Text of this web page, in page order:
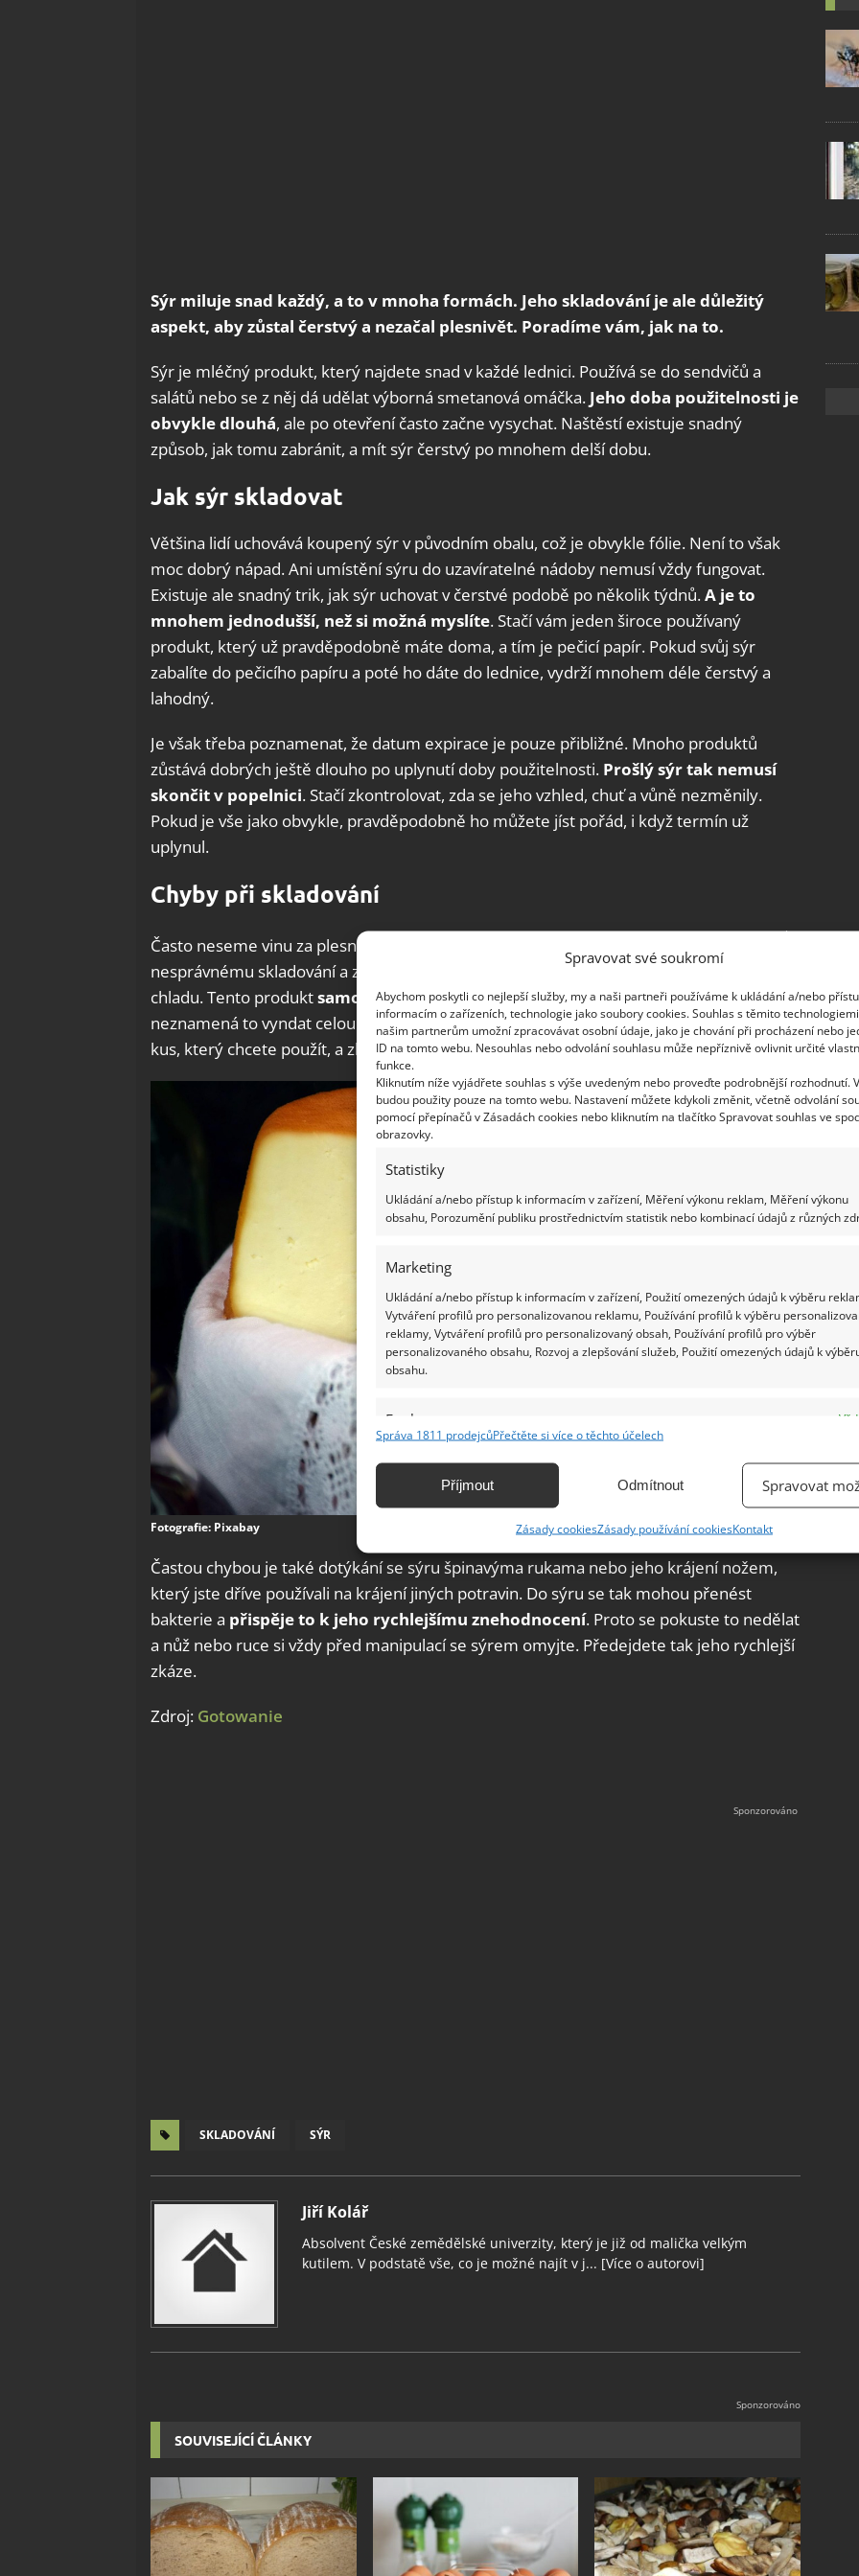
Spravovat své soukromí
Abychom poskytli co nejlepší služby, my a naši partneři používáme k ukládání a/nebo
informacím o zařízeních, technologie jako soubory cookies. Souhlas s těmito
našim partnerům umožní zpracovávat osobní údaje, jako je chování při procházení nebo
ID na tomto webu. Nesouhlas nebo odvolání souhlasu může nepříznivě ovlivnit určité
funkce.
Kliknutím níže vyjádřete souhlas s výše uvedeným nebo proveďte podrobnější rozhodnutí.
budou použity pouze na tomto webu. Nastavení můžete kdykoli změnit, včetně odvolání
pomocí přepínačů v Zásadách cookies nebo kliknutím na tlačítko Spravovat souhlas ve
obrazovky.
Statistiky
Ukládání a/nebo přístup k informacím v zařízení, Měření výkonu reklam, Měření výkonu
obsahu, Porozumění publiku prostřednictvím statistik nebo kombinací údajů z různých
Marketing
Ukládání a/nebo přístup k informacím v zařízení, Použití omezených údajů k výběru
Vytváření profilů pro personalizovanou reklamu, Používání profilů k výběru
reklamy, Vytváření profilů pro personalizovaný obsah, Používání profilů pro výběr
personalizovaného obsahu, Rozvoj a zlepšování služeb, Použití omezených údajů k
obsahu.
Funkce
Identifikace zařízení na základě automaticky přenášených informací.
základě aktivně vyžádaných informací.
Zajištění bezpečnosti, předcházení a zjišťování podvodů a
odstraňování chyb, Poskytování a zobrazování reklamy a obsahu,
Ukládání a sdělování voleb ochrany osobních údajů.
Správa 1811 prodejcůPřečtěte si více o těchto účelech
Příjmout Odmítnout Spravovat
Zásady cookiesZásady používání cookiesKontakt
Sýr miluje snad každý, a to v mnoha formách. Jeho skladování je ale důležitý
aspekt, aby zůstal čerstvý a nezačal plesnivět. Poradíme vám, jak na to.
Sýr je mléčný produkt, který najdete snad v každé lednici. Používá se do sendvičů a
salátů nebo se z něj dá udělat výborná smetanová omáčka. Jeho doba použitelnosti je
obvykle dlouhá, ale po otevření často začne vysychat. Naštěstí existuje snadný
způsob, jak tomu zabránit, a mít sýr čerstvý po mnohem delší dobu.
Jak sýr skladovat
Většina lidí uchovává koupený sýr v původním obalu, což je obvykle fólie. Není to však
moc dobrý nápad. Ani umístění sýru do uzavíratelné nádoby nemusí vždy fungovat.
Existuje ale snadný trik, jak sýr uchovat v čerstvé podobě po několik týdnů.A je to
mnohem jednodušší, než si možná myslíte. Stačí vám jeden široce používaný
produkt, který už pravděpodobně máte doma, a tím je pečicí papír. Pokud svůj sýr
zabalíte do pečicího papíru a poté ho dáte do lednice, vydrží mnohem déle čerstvý a
lahodný.
Je však třeba poznamenat, že datum expirace je pouze přibližné. Mnoho produktů
zůstává dobrých ještě dlouho po uplynutí doby použitelnosti. Prošlý sýr tak nemusí
skončit v popelnici. Stačí zkontrolovat, zda se jeho vzhled, chuť a vůně nezměnily.
Pokud je vše jako obvykle, pravděpodobně ho můžete jíst pořád, i když termín už
uplynul.
Chyby při skladování
Často neseme vinu za plesnivějící a páchnoucí sýr. To vše se děje kvůli
nesprávnému skladování a zacházení. Je velmi důležité uchovávat sýr v dostatečném
chladu. Tento produktsamozřejmě nejlépe chutná při pokojové teplotě, avšak
neznamená to vyndat celou kostku z lednice a čekat, až se zahřeje. Odřízněte pouze
kus, který chcete použít, a zbytek sýru nechte uležet v lednici.
Fotografie: Pixabay
Častou chybou je také dotýkání se sýru špinavýma rukama nebo jeho krájení nožem,
který jste dříve používali na krájení jiných potravin. Do sýru se tak mohou přenést
bakterie a přispěje to k jeho rychlejšímu znehodnocení. Proto se pokuste to nedělat
a nůž nebo ruce si vždy před manipulací se sýrem omyjte. Předejdete tak jeho rychlejší
zkáze.
Zdroj: Gotowanie
SKLADOVÁNÍ SÝR
Jiří Kolář
Absolvent České zemědělské univerzity, který je již od malička velkým
kutilem. V podstatě vše, co je možné najít v j... [Více o autorovi]
SOUVISEJÍCÍ ČLÁNKY